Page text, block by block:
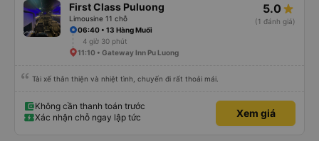
First Class Puluong
Limousine 11 chỗ
5.0
(1 đánh giá)
06:40 • 13 Hàng Muối
4 giờ 30 phút
11:10 • Gateway Inn Pu Luong
Tài xế thân thiện và nhiệt tình, chuyến đi rất thoải mái.
Không cần thanh toán trước
Xác nhận chỗ ngay lập tức
Xem giá